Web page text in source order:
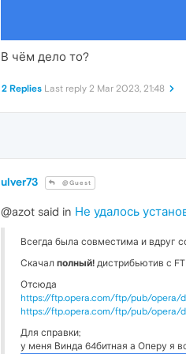
В чём дело то?
2 Replies Last reply 2 Mar 2023, 21:48
ulver73 @Guest
@azot said in Не удалось
Всегда была совместима и вдруг
Скачал полный! дистрибьютив с
Отсюда
https://ftp.opera.com/ftp/pub/opera/
https://ftp.opera.com/ftp/pub/opera/
Для справки;
у меня Винда 64битная а Оперу я